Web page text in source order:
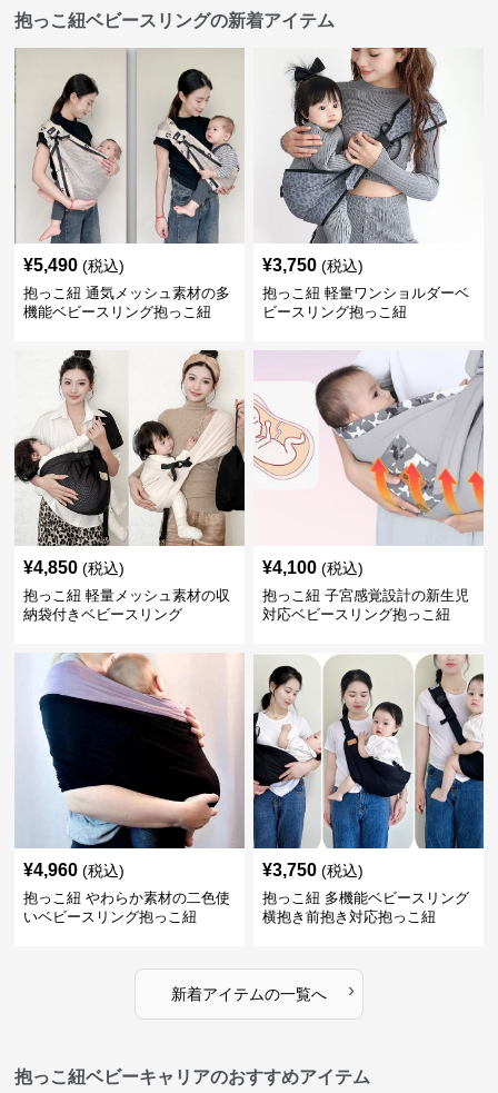
抱っこ紐ベビースリングの新着アイテム
¥5,490 (税込)
抱っこ紐 通気メッシュ素材の多
機能ベビースリング抱っこ紐
¥3,750 (税込)
抱っこ紐 軽量ワンショルダーベ
ビースリング抱っこ紐
¥4,850 (税込)
抱っこ紐 軽量メッシュ素材の収
納袋付きベビースリング
¥4,100 (税込)
抱っこ紐 子宮感覚設計の新生児
対応ベビースリング抱っこ紐
¥4,960 (税込)
抱っこ紐 やわらか素材の二色使
いベビースリング抱っこ紐
¥3,750 (税込)
抱っこ紐 多機能ベビースリング
横抱き前抱き対応抱っこ紐
新着アイテムの一覧へ ›
抱っこ紐ベビーキャリアのおすすめアイテム